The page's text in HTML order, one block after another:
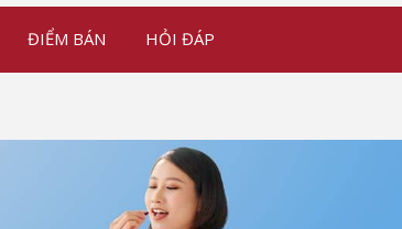
ĐIỂM BÁN HỎI ĐÁP